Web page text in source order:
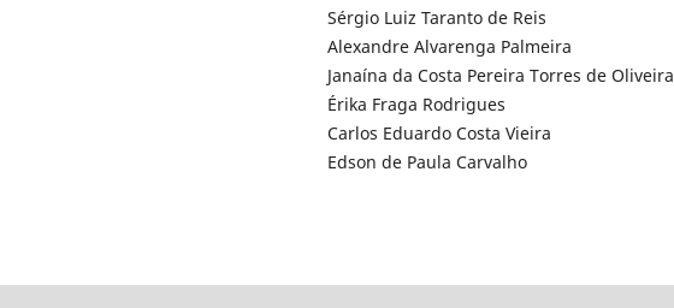
Sérgio Luiz Taranto de Reis
Alexandre Alvarenga Palmeira
Janaína da Costa Pereira Torres de Oliveira
Érika Fraga Rodrigues
Carlos Eduardo Costa Vieira
Edson de Paula Carvalho